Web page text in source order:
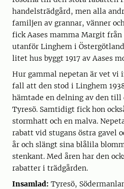
handelsträdgård, men alla
familjen av grannar, vänner
fick Aases mamma Margit
utanför Linghem i
litet hus byggt 1917 av Aases
Hur gammal nepetan är vet vi
fall att den stod i Linghem
hämtade en delning av den till
Tyresö. Samtidigt fick hon
stormhatt och en malva.
rabatt vid stugans östra gavel
år och slängt sina blålila
stenkant. Med åren har den
rabatter i trädgården.
Insamlad: Tyresö,